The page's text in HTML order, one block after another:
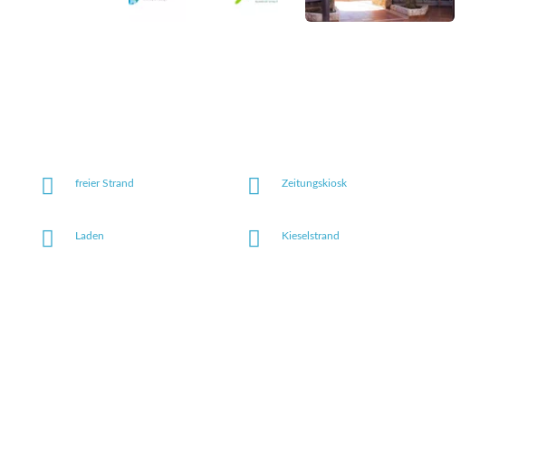
freier Strand Zeitungskiosk
Laden Kieselstrand